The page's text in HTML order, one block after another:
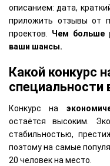
описанием: дата,
приложить отзывы от
проектов. Чем больше
ваши шансы.
Какой конкурс
специальности
Конкурс на
остаётся высоким.
стабильностью,
поэтому на самые
20 человек на место.